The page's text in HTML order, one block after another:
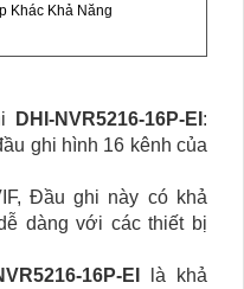
Khác Khả Năng
DHI-NVR5216-16P-EI :
ghi hình 16 kênh của
Đầu ghi này có khả
dàng với các thiết bị
16P-EI
là khả